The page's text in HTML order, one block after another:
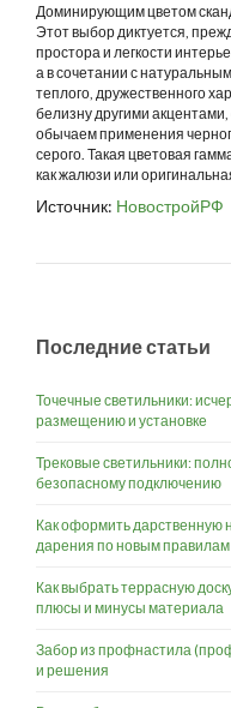
Доминирующим цветом
Этот выбор диктуется,
простора и легкости
а в сочетании с
теплого, дружественного
белизну другими
обычаем применения
серого. Такая цветовая
как жалюзи или
Источник: НовостройРФ
Последние статьи
Точечные светильники:
размещению и установке
Трековые светильники:
безопасному подключению
Как оформить дарственную
дарения по новым правилам
Как выбрать террасную
плюсы и минусы материала
Забор из профнастила
и решения